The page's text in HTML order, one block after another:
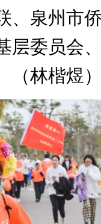
、泉州市
层委员会
（林楷煜